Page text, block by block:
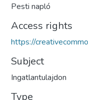
Pesti napló
Access rights
https://
Subject
Ingatlantulajdon
Type